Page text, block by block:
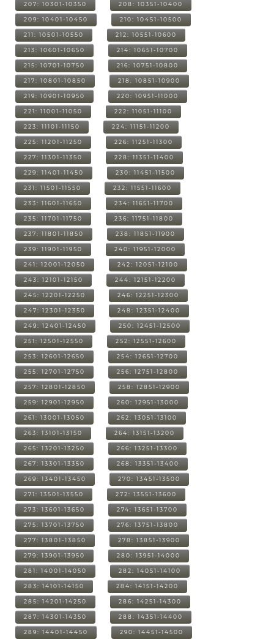
207: 10301-10350 208: 10351-10400
209: 10401-10450 210: 10451-10500
211: 10501-10550 212: 10551-10600
213: 10601-10650 214: 10651-10700
215: 10701-10750 216: 10751-10800
217: 10801-10850 218: 10851-10900
219: 10901-10950 220: 10951-11000
221: 11001-11050 222: 11051-11100
223: 11101-11150 224: 11151-11200
225: 11201-11250 226: 11251-11300
227: 11301-11350 228: 11351-11400
229: 11401-11450 230: 11451-11500
231: 11501-11550 232: 11551-11600
233: 11601-11650 234: 11651-11700
235: 11701-11750 236: 11751-11800
237: 11801-11850 238: 11851-11900
239: 11901-11950 240: 11951-12000
241: 12001-12050 242: 12051-12100
243: 12101-12150 244: 12151-12200
245: 12201-12250 246: 12251-12300
247: 12301-12350 248: 12351-12400
249: 12401-12450 250: 12451-12500
251: 12501-12550 252: 12551-12600
253: 12601-12650 254: 12651-12700
255: 12701-12750 256: 12751-12800
257: 12801-12850 258: 12851-12900
259: 12901-12950 260: 12951-13000
261: 13001-13050 262: 13051-13100
263: 13101-13150 264: 13151-13200
265: 13201-13250 266: 13251-13300
267: 13301-13350 268: 13351-13400
269: 13401-13450 270: 13451-13500
271: 13501-13550 272: 13551-13600
273: 13601-13650 274: 13651-13700
275: 13701-13750 276: 13751-13800
277: 13801-13850 278: 13851-13900
279: 13901-13950 280: 13951-14000
281: 14001-14050 282: 14051-14100
283: 14101-14150 284: 14151-14200
285: 14201-14250 286: 14251-14300
287: 14301-14350 288: 14351-14400
289: 14401-14450 290: 14451-14500